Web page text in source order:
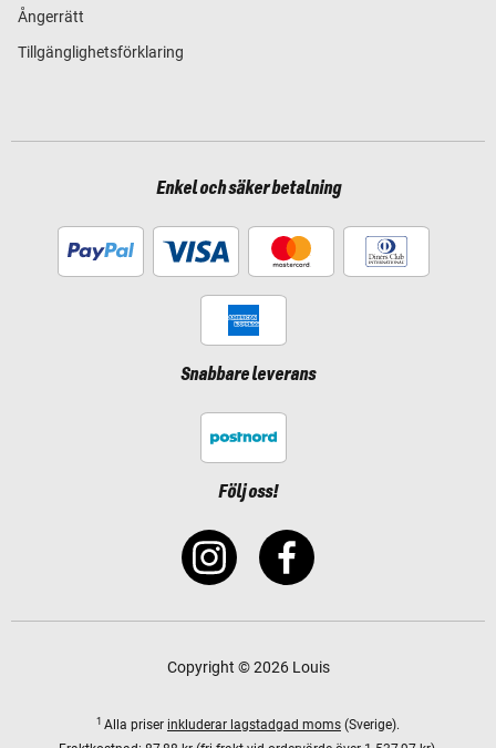
Ångerrätt
Tillgänglighetsförklaring
Enkel och säker betalning
Snabbare leverans
Följ oss!
Copyright © 2026 Louis
1 Alla priser inkluderar lagstadgad moms (Sverige).